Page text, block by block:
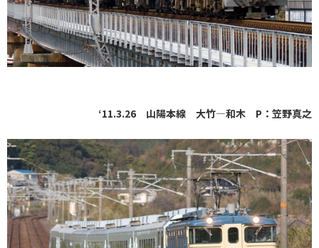
‘11.3.26 山陽本線 大竹―和木 P：笠野真之